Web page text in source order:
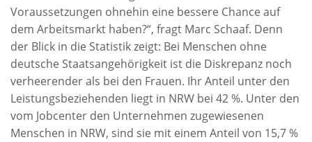
Voraussetzungen ohnehin eine bessere Chance auf
dem Arbeitsmarkt haben?“, fragt Marc Schaaf. Denn
der Blick in die Statistik zeigt: Bei Menschen ohne
deutsche Staatsangehörigkeit ist die Diskrepanz noch
verheerender als bei den Frauen. Ihr Anteil unter den
Leistungsbeziehenden liegt in NRW bei 42 %. Unter den
vom Jobcenter den Unternehmen zugewiesenen
Menschen in NRW, sind sie mit einem Anteil von 15,7 %